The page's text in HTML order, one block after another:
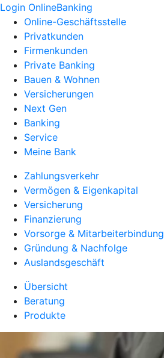
Login OnlineBanking
Online-Geschäftsstelle
Privatkunden
Firmenkunden
Private Banking
Bauen & Wohnen
Versicherungen
Next Gen
Banking
Service
Meine Bank
Zahlungsverkehr
Vermögen & Eigenkapital
Versicherung
Finanzierung
Vorsorge & Mitarbeiterbindung
Gründung & Nachfolge
Auslandsgeschäft
Übersicht
Beratung
Produkte